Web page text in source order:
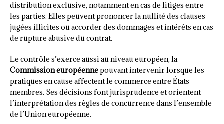
distribution exclusive, notamment en cas de litiges entre
les parties. Elles peuvent prononcer la nullité des clauses
jugées illicites ou accorder des dommages et intérêts en cas
de rupture abusive du contrat.
Le contrôle s’exerce aussi au niveau européen, la
Commission européennepouvant intervenir lorsque les
pratiques en cause affectent le commerce entre États
membres. Ses décisions font jurisprudence et orientent
l’interprétation des règles de concurrence dans l’ensemble
de l’Union européenne.